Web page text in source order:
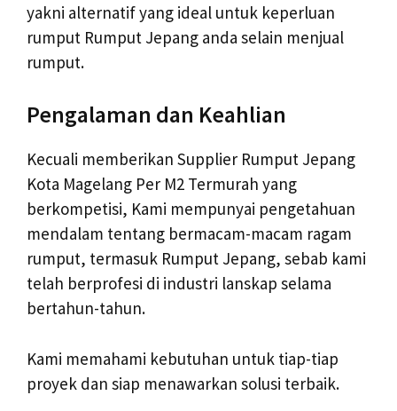
yakni alternatif yang ideal untuk keperluan
rumput Rumput Jepang anda selain menjual
rumput.
Pengalaman dan Keahlian
Kecuali memberikan Supplier Rumput Jepang
Kota Magelang Per M2 Termurah yang
berkompetisi, Kami mempunyai pengetahuan
mendalam tentang bermacam-macam ragam
rumput, termasuk Rumput Jepang, sebab kami
telah berprofesi di industri lanskap selama
bertahun-tahun.
Kami memahami kebutuhan untuk tiap-tiap
proyek dan siap menawarkan solusi terbaik.